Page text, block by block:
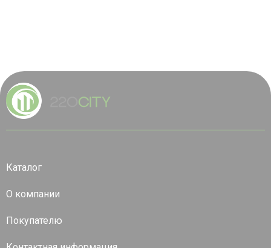
Каталог
О компании
Покупателю